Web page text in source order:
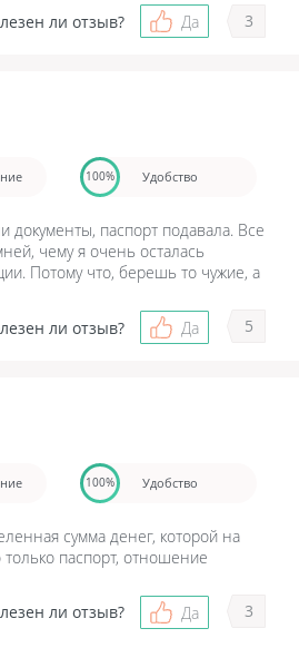
ли отзыв?
Да 3
100% Удобство
паспорт подавала. Все
чему я очень осталась
Потому что, берешь то чужие, а
ли отзыв?
Да 5
100% Удобство
сумма денег, которой на
паспорт, отношение
ли отзыв?
Да 3